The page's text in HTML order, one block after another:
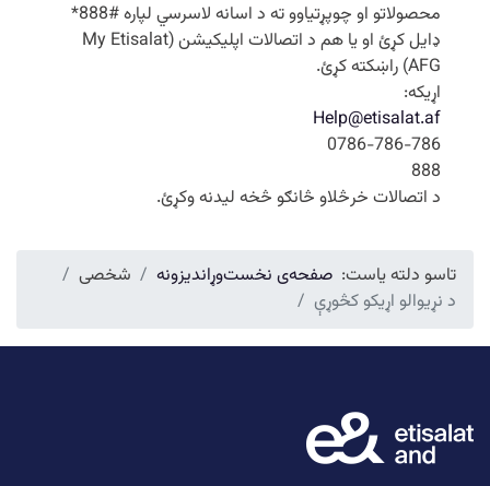
محصولاتو او چوپړتیاوو ته د اسانه لاسرسي لپاره #888*
ډایل کړئ او یا هم د اتصالات اپلیکیشن (My Etisalat
AFG) راښکته کړئ.
اړیکه:
Help@etisalat.af
0786-786-786
888
د اتصالات خرڅلاو څانګو څخه لیدنه وکړئ.
تاسو دلته یاست: صفحه‌ی نخستوړاندیزونه
شخصی
د نړیوالو اړیکو کڅوړې